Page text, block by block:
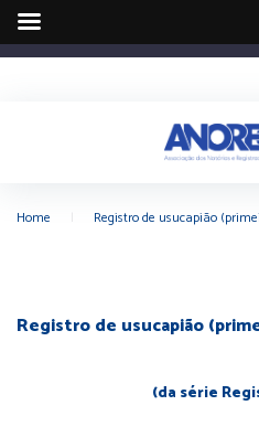
Home Registro de usucapião
Registro de usucapião
(da série